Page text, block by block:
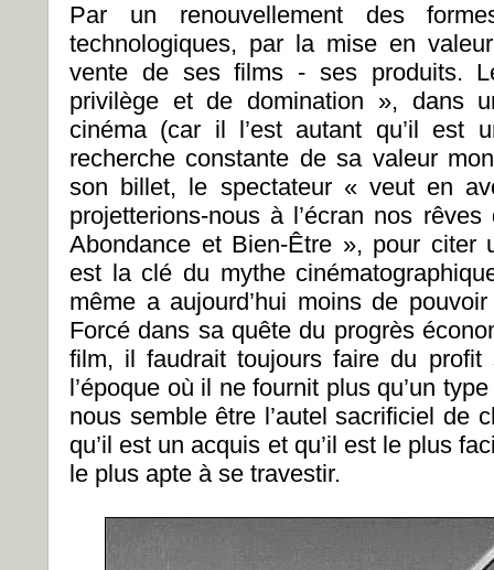
Par un renouvellement des
technologiques, par la mise en
vente de ses films - ses produits.
privilège et de domination », dans
cinéma (car il l’est autant qu’il est
recherche constante de sa valeur
son billet, le spectateur « veut en
projetterions-nous à l’écran nos
Abondance et Bien-Être », pour citer
est la clé du mythe
même a aujourd’hui moins de
Forcé dans sa quête du progrès
film, il faudrait toujours faire du
l’époque où il ne fournit plus qu’un
nous semble être l’autel sacrificiel de
qu’il est un acquis et qu’il est le plus
le plus apte à se travestir.